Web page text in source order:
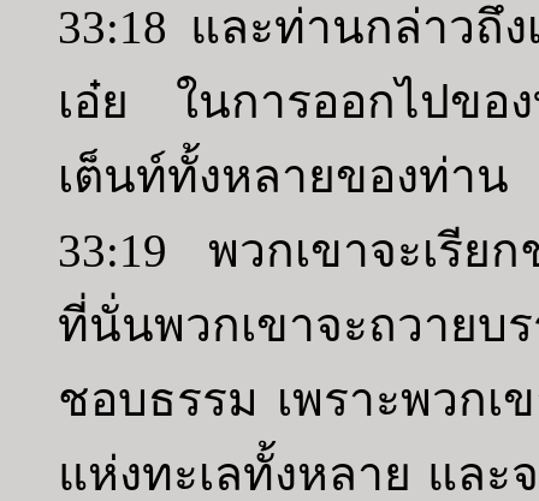
33:18 และท่านกล่าวถึ
เอ๋ย ในการออกไปข
เต็นท์ทั้งหลายของท่าน
33:19 พวกเขาจะเรีย
ที่นั่นพวกเขาจะถวายบ
ชอบธรรม เพราะพวก
แห่งทะเลทั้งหลาย แล